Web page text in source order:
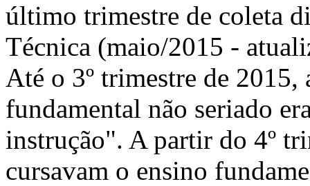
último trimestre de coleta
Técnica (maio/2015 -
Até o 3º trimestre de 2015,
fundamental não seriado
instrução". A partir do 4º
cursavam o ensino